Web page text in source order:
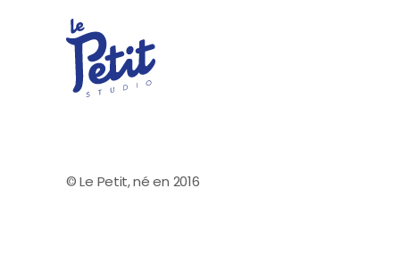
© Le Petit, né en 2016